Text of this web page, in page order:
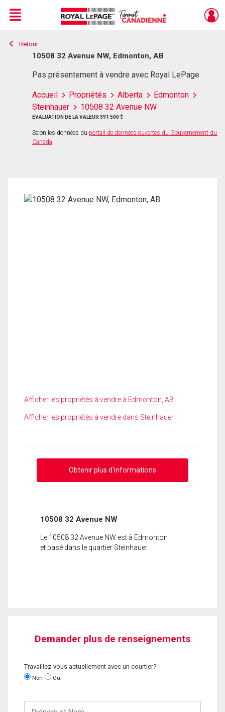
Live
En Direct
Menu
Retour
10508 32 Avenue NW, Edmonton, AB
Pas présentement à vendre avec Royal LePage
Accueil Propriétés Alberta
Edmonton
Steinhauer
10508 32 Avenue NW
ÉVALUATION DE LA VALEUR 391 500 $
Selon les données du portail de données ouvertes du Gouvernement du
Canada
Afficher les propriétés à vendre à Edmonton, AB
Afficher les propriétés à vendre dans Steinhauer
Obtenir plus d'informations
10508 32 Avenue NW
Le 10508 32 Avenue NW est à Edmonton
et basé dans le quartier Steinhauer.
Demander plus de renseignements
Travaillez-vous actuellement avec un courtier?
Non Oui